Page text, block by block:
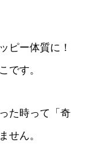
ピー体質に！
です。
た時って「奇
せん。